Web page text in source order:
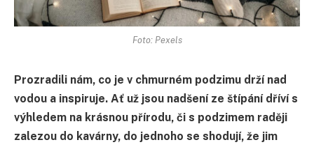
Foto: Pexels
Prozradili nám, co je v chmurném podzimu drží nad
vodou a inspiruje. Ať už jsou nadšení ze štípání dříví s
výhledem na krásnou přírodu, či s podzimem raději
zalezou do kavárny, do jednoho se shodují, že jim